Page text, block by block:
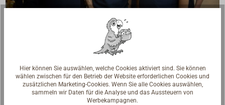
Fragen zum Artikel?
Reden Sie mit Handwerkern, Bootsbauern und
Seglerinnen. Wir verstehen Ihre Fragen und geben die
passende Antwort.
Experten kontaktieren
Hier können Sie auswählen, welche Cookies aktiviert sind. Sie können
wählen zwischen für den Betrieb der Website erforderlichen Cookies und
zusätzlichen Marketing-Cookies. Wenn Sie alle Cookies auswählen,
sammeln wir Daten für die Analyse und das Aussteuern von
Werbekampagnen.